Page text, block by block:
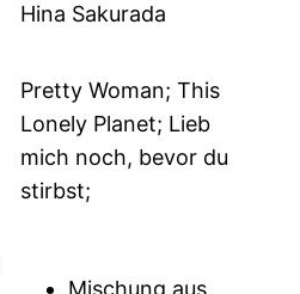
Hina Sakurada
Pretty Woman; This
Lonely Planet; Lieb
mich noch, bevor du
stirbst;
Mischung aus